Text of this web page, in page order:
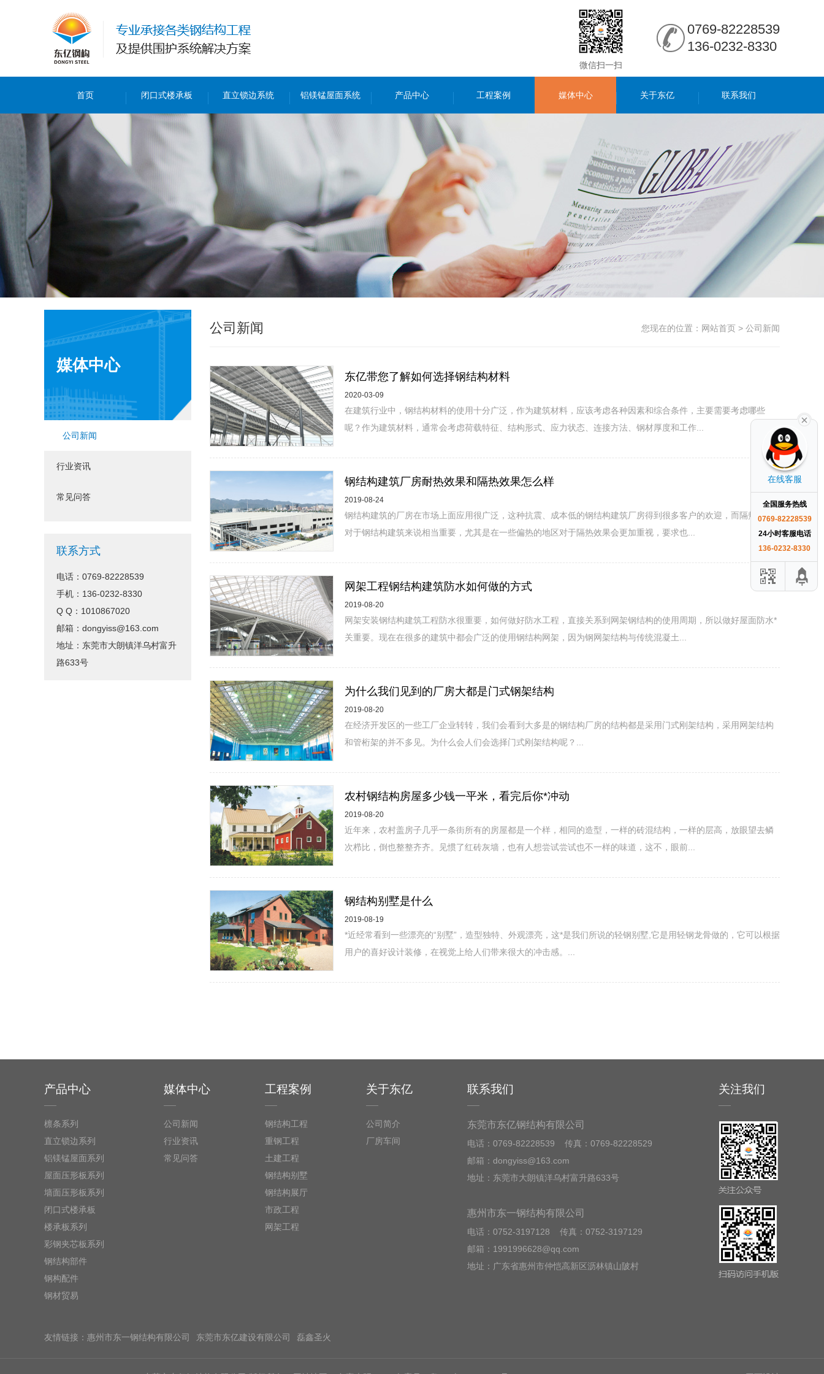
0769-82228539
136-0232-8330
微信扫一扫
首页 闭口式楼承板 直立锁边系统 铝镁锰屋面系统 产品中心 工程案例 媒体中心 关于东亿 联系我们
媒体中心
公司新闻
行业资讯
常见问答
联系方式
电话：0769-82228539
手机：136-0232-8330
Q Q：1010867020
邮箱：dongyiss@163.com
地址：东莞市大朗镇洋乌村富升
路633号
公司新闻 您现在的位置： 网站首页 > 公司新闻
东亿带您了解如何选择钢结构材料
2020-03-09
在建筑行业中，钢结构材料的使用十分广泛，作为建筑材料，应该考虑各种因素和综合条件，主要需要考虑哪些
呢？作为建筑材料，通常会考虑荷载特征、结构形式、应力状态、连接方法、钢材厚度和工作...
钢结构建筑厂房耐热效果和隔热效果怎么样
2019-08-24
钢结构建筑的厂房在市场上面应用很广泛，这种抗震、成本低的钢结构建筑厂房得到很多客户的欢迎，而隔热效果
对于钢结构建筑来说相当重要，尤其是在一些偏热的地区对于隔热效果会更加重视，要求也...
网架工程钢结构建筑防水如何做的方式
2019-08-20
网架安装钢结构建筑工程防水很重要，如何做好防水工程，直接关系到网架钢结构的使用周期，所以做好屋面防水*
关重要。现在在很多的建筑中都会广泛的使用钢结构网架，因为钢网架结构与传统混凝土...
为什么我们见到的厂房大都是门式钢架结构
2019-08-20
在经济开发区的一些工厂企业转转，我们会看到大多是的钢结构厂房的结构都是采用门式刚架结构，采用网架结构
和管桁架的并不多见。为什么会人们会选择门式刚架结构呢？...
农村钢结构房屋多少钱一平米，看完后你*冲动
2019-08-20
近年来，农村盖房子几乎一条街所有的房屋都是一个样，相同的造型，一样的砖混结构，一样的层高，放眼望去鳞
次栉比，倒也整整齐齐。见惯了红砖灰墙，也有人想尝试尝试也不一样的味道，这不，眼前...
钢结构别墅是什么
2019-08-19
*近经常看到一些漂亮的“别墅”，造型独特、外观漂亮，这*是我们所说的轻钢别墅,它是用轻钢龙骨做的，它可以根据
用户的喜好设计装修，在视觉上给人们带来很大的冲击感。...
产品中心
檩条系列
直立锁边系列
铝镁锰屋面系列
屋面压形板系列
墙面压形板系列
闭口式楼承板
楼承板系列
彩钢夹芯板系列
钢结构部件
钢构配件
钢材贸易
媒体中心
公司新闻
行业资讯
常见问答
工程案例
钢结构工程
重钢工程
土建工程
钢结构别墅
钢结构展厅
市政工程
网架工程
关于东亿
公司简介
厂房车间
联系我们
东莞市东亿钢结构有限公司
电话：0769-82228539 传真：0769-82228529
邮箱：dongyiss@163.com
地址：东莞市大朗镇洋乌村富升路633号
惠州市东一钢结构有限公司
电话：0752-3197128 传真：0752-3197129
邮箱：1991996628@qq.com
地址：广东省惠州市仲恺高新区沥林镇山陂村
关注我们
友情链接： 惠州市东一钢结构有限公司 东莞市东亿建设有限公司 磊鑫圣火
在线客服
全国服务热线
0769-82228539
24小时客服电话
136-0232-8330